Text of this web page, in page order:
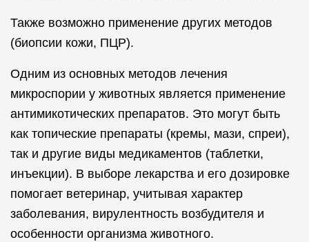
Также возможно применение других методов
(биопсии кожи, ПЦР).
Одним из основных методов лечения
микроспории у животных является применение
антимикотических препаратов. Это могут быть
как топические препараты (кремы, мази, спреи),
так и другие виды медикаментов (таблетки,
инъекции). В выборе лекарства и его дозировке
помогает ветеринар, учитывая характер
заболевания, вирулентность возбудителя и
особенности организма животного.